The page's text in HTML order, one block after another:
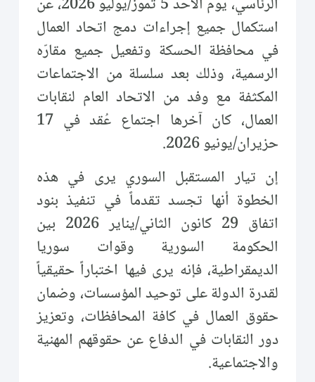
استكمال جميع إجراءات دمج اتحاد العمال
في محافظة الحسكة وتفعيل جميع مقارّه
الرسمية، وذلك بعد سلسلة من الاجتماعات
المكثفة مع وفد من الاتحاد العام لنقابات
العمال، كان آخرها اجتماع عُقد في 17
حزيران/يونيو 2026.
إن تيار المستقبل السوري يرى في هذه
الخطوة أنها تجسد تقدماً في تنفيذ بنود
اتفاق 29 كانون الثاني/يناير 2026 بين
الحكومة السورية وقوات سوريا
الديمقراطية، فإنه يرى فيها اختباراً حقيقياً
لقدرة الدولة على توحيد المؤسسات، وضمان
حقوق العمال في كافة المحافظات، وتعزيز
دور النقابات في الدفاع عن حقوقهم المهنية
والاجتماعية.